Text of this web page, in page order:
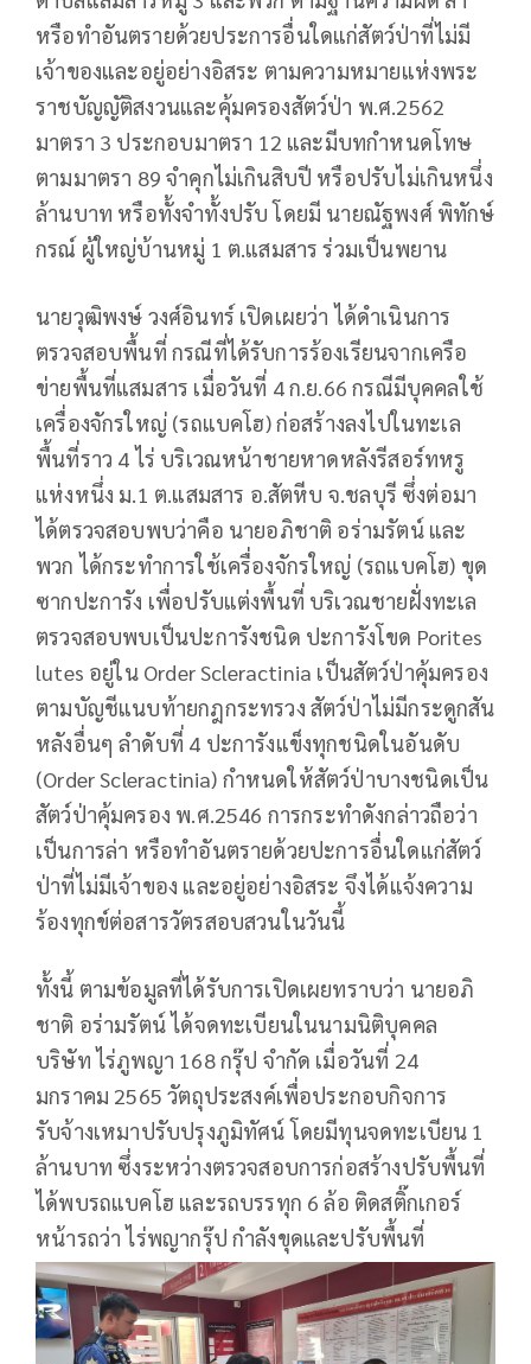
หรือทำอันตรายด้วยประการอื่นใดแก่สัตว์ป่าที่ไม่มี
เจ้าของและอยู่อย่างอิสระ ตามความหมายแห่งพระ
ราชบัญญัติสงวนและคุ้มครองสัตว์ป่า พ.ศ.2562
มาตรา 3 ประกอบมาตรา 12 และมีบทกำหนดโทษ
ตามมาตรา 89 จำคุกไม่เกินสิบปี หรือปรับไม่เกินหนึ่ง
ล้านบาท หรือทั้งจำทั้งปรับ โดยมี นายณัฐพงศ์ พิทักษ์
กรณ์ ผู้ใหญ่บ้านหมู่ 1 ต.แสมสาร ร่วมเป็นพยาน
นายวุฒิพงษ์ วงศ์อินทร์ เปิดเผยว่า ได้ดำเนินการ
ตรวจสอบพื้นที่ กรณีที่ได้รับการร้องเรียนจากเครือ
ข่ายพื้นที่แสมสาร เมื่อวันที่ 4 ก.ย.66 กรณีมีบุคคลใช้
เครื่องจักรใหญ่ (รถแบคโฮ) ก่อสร้างลงไปในทะเล
พื้นที่ราว 4 ไร่ บริเวณหน้าชายหาดหลังรีสอร์ทหรู
แห่งหนึ่ง ม.1 ต.แสมสาร อ.สัตหีบ จ.ชลบุรี ซึ่งต่อมา
ได้ตรวจสอบพบว่าคือ นายอภิชาติ อร่ามรัตน์ และ
พวก ได้กระทำการใช้เครื่องจักรใหญ่ (รถแบคโฮ) ขุด
ซากปะการัง เพื่อปรับแต่งพื้นที่ บริเวณชายฝั่งทะเล
ตรวจสอบพบเป็นปะการังชนิด ปะการังโขด Porites
lutes อยู่ใน Order Scleractinia เป็นสัตว์ป่าคุ้มครอง
ตามบัญชีแนบท้ายกฎกระทรวง สัตว์ป่าไม่มีกระดูกสัน
หลังอื่นๆ ลำดับที่ 4 ปะการังแข็งทุกชนิดในอันดับ
(Order Scleractinia) กำหนดให้สัตว์ป่าบางชนิดเป็น
สัตว์ป่าคุ้มครอง พ.ศ.2546 การกระทำดังกล่าวถือว่า
เป็นการล่า หรือทำอันตรายด้วยปะการอื่นใดแก่สัตว์
ป่าที่ไม่มีเจ้าของ และอยู่อย่างอิสระ จึงได้แจ้งความ
ร้องทุกข์ต่อสารวัตรสอบสวนในวันนี้
ทั้งนี้ ตามข้อมูลที่ได้รับการเปิดเผยทราบว่า นายอภิ
ชาติ อร่ามรัตน์ ได้จดทะเบียนในนามนิติบุคคล
บริษัท ไร่ภูพญา 168 กรุ๊ป จำกัด เมื่อวันที่ 24
มกราคม 2565 วัตถุประสงค์เพื่อประกอบกิจการ
รับจ้างเหมาปรับปรุงภูมิทัศน์ โดยมีทุนจดทะเบียน 1
ล้านบาท ซึ่งระหว่างตรวจสอบการก่อสร้างปรับพื้นที่
ได้พบรถแบคโฮ และรถบรรทุก 6 ล้อ ติดสติ๊กเกอร์
หน้ารถว่า ไร่พญากรุ๊ป กำลังขุดและปรับพื้นที่